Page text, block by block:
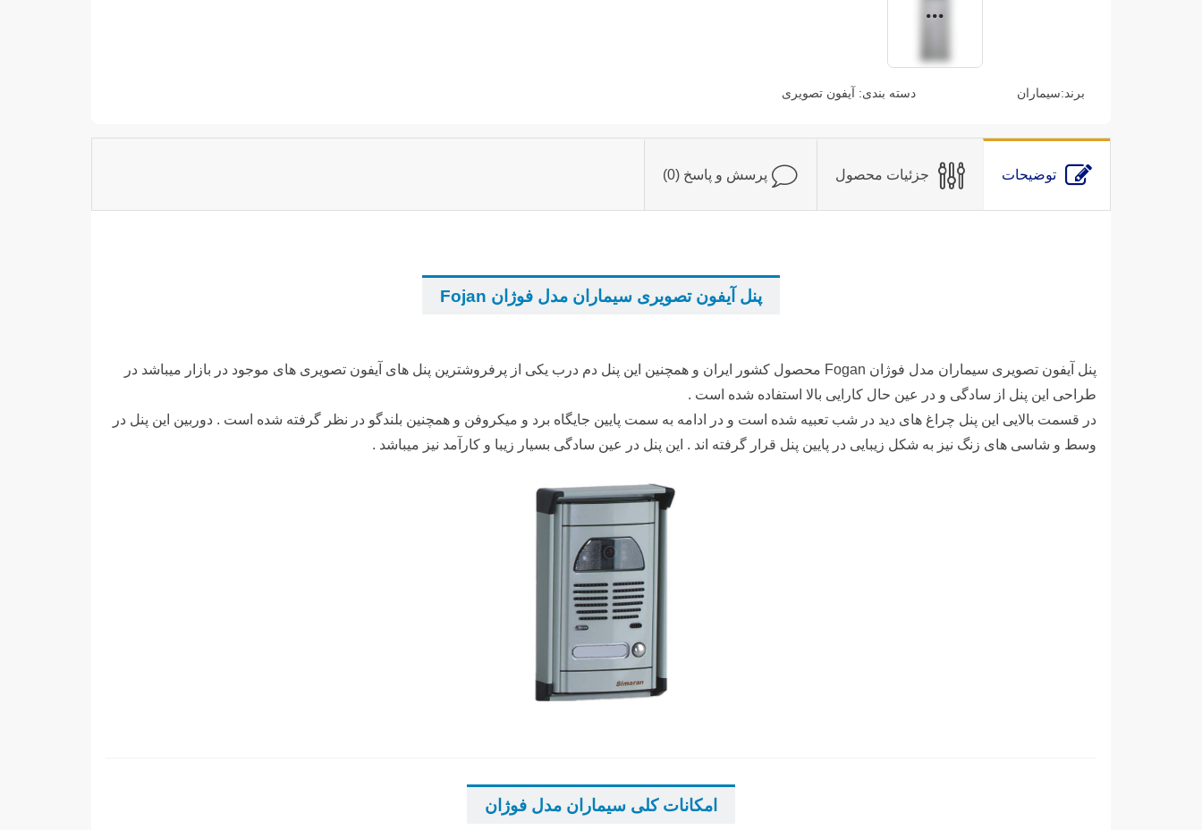
برند:سیماران دسته بندی: آیفون تصویری
توضیحات جزئیات محصول پرسش و پاسخ (0)
پنل آیفون تصویری سیماران مدل فوژان Fojan
پنل آیفون تصویری سیماران مدل فوژان Fogan محصول کشور ایران و همچنین این پنل دم درب یکی از پرفروشترین پنل های آیفون تصویری های موجود در بازار میباشد در
طراحی این پنل از سادگی و در عین حال کارایی بالا استفاده شده است .
در قسمت بالایی این پنل چراغ های دید در شب تعبیه شده است و در ادامه به سمت پایین جایگاه برد و میکروفن و همچنین بلندگو در نظر گرفته شده است . دوربین این پنل در
وسط و شاسی های زنگ نیز به شکل زیبایی در پایین پنل قرار گرفته اند . این پنل در عین سادگی بسیار زیبا و کارآمد نیز میباشد .
امکانات کلی سیماران مدل فوژان